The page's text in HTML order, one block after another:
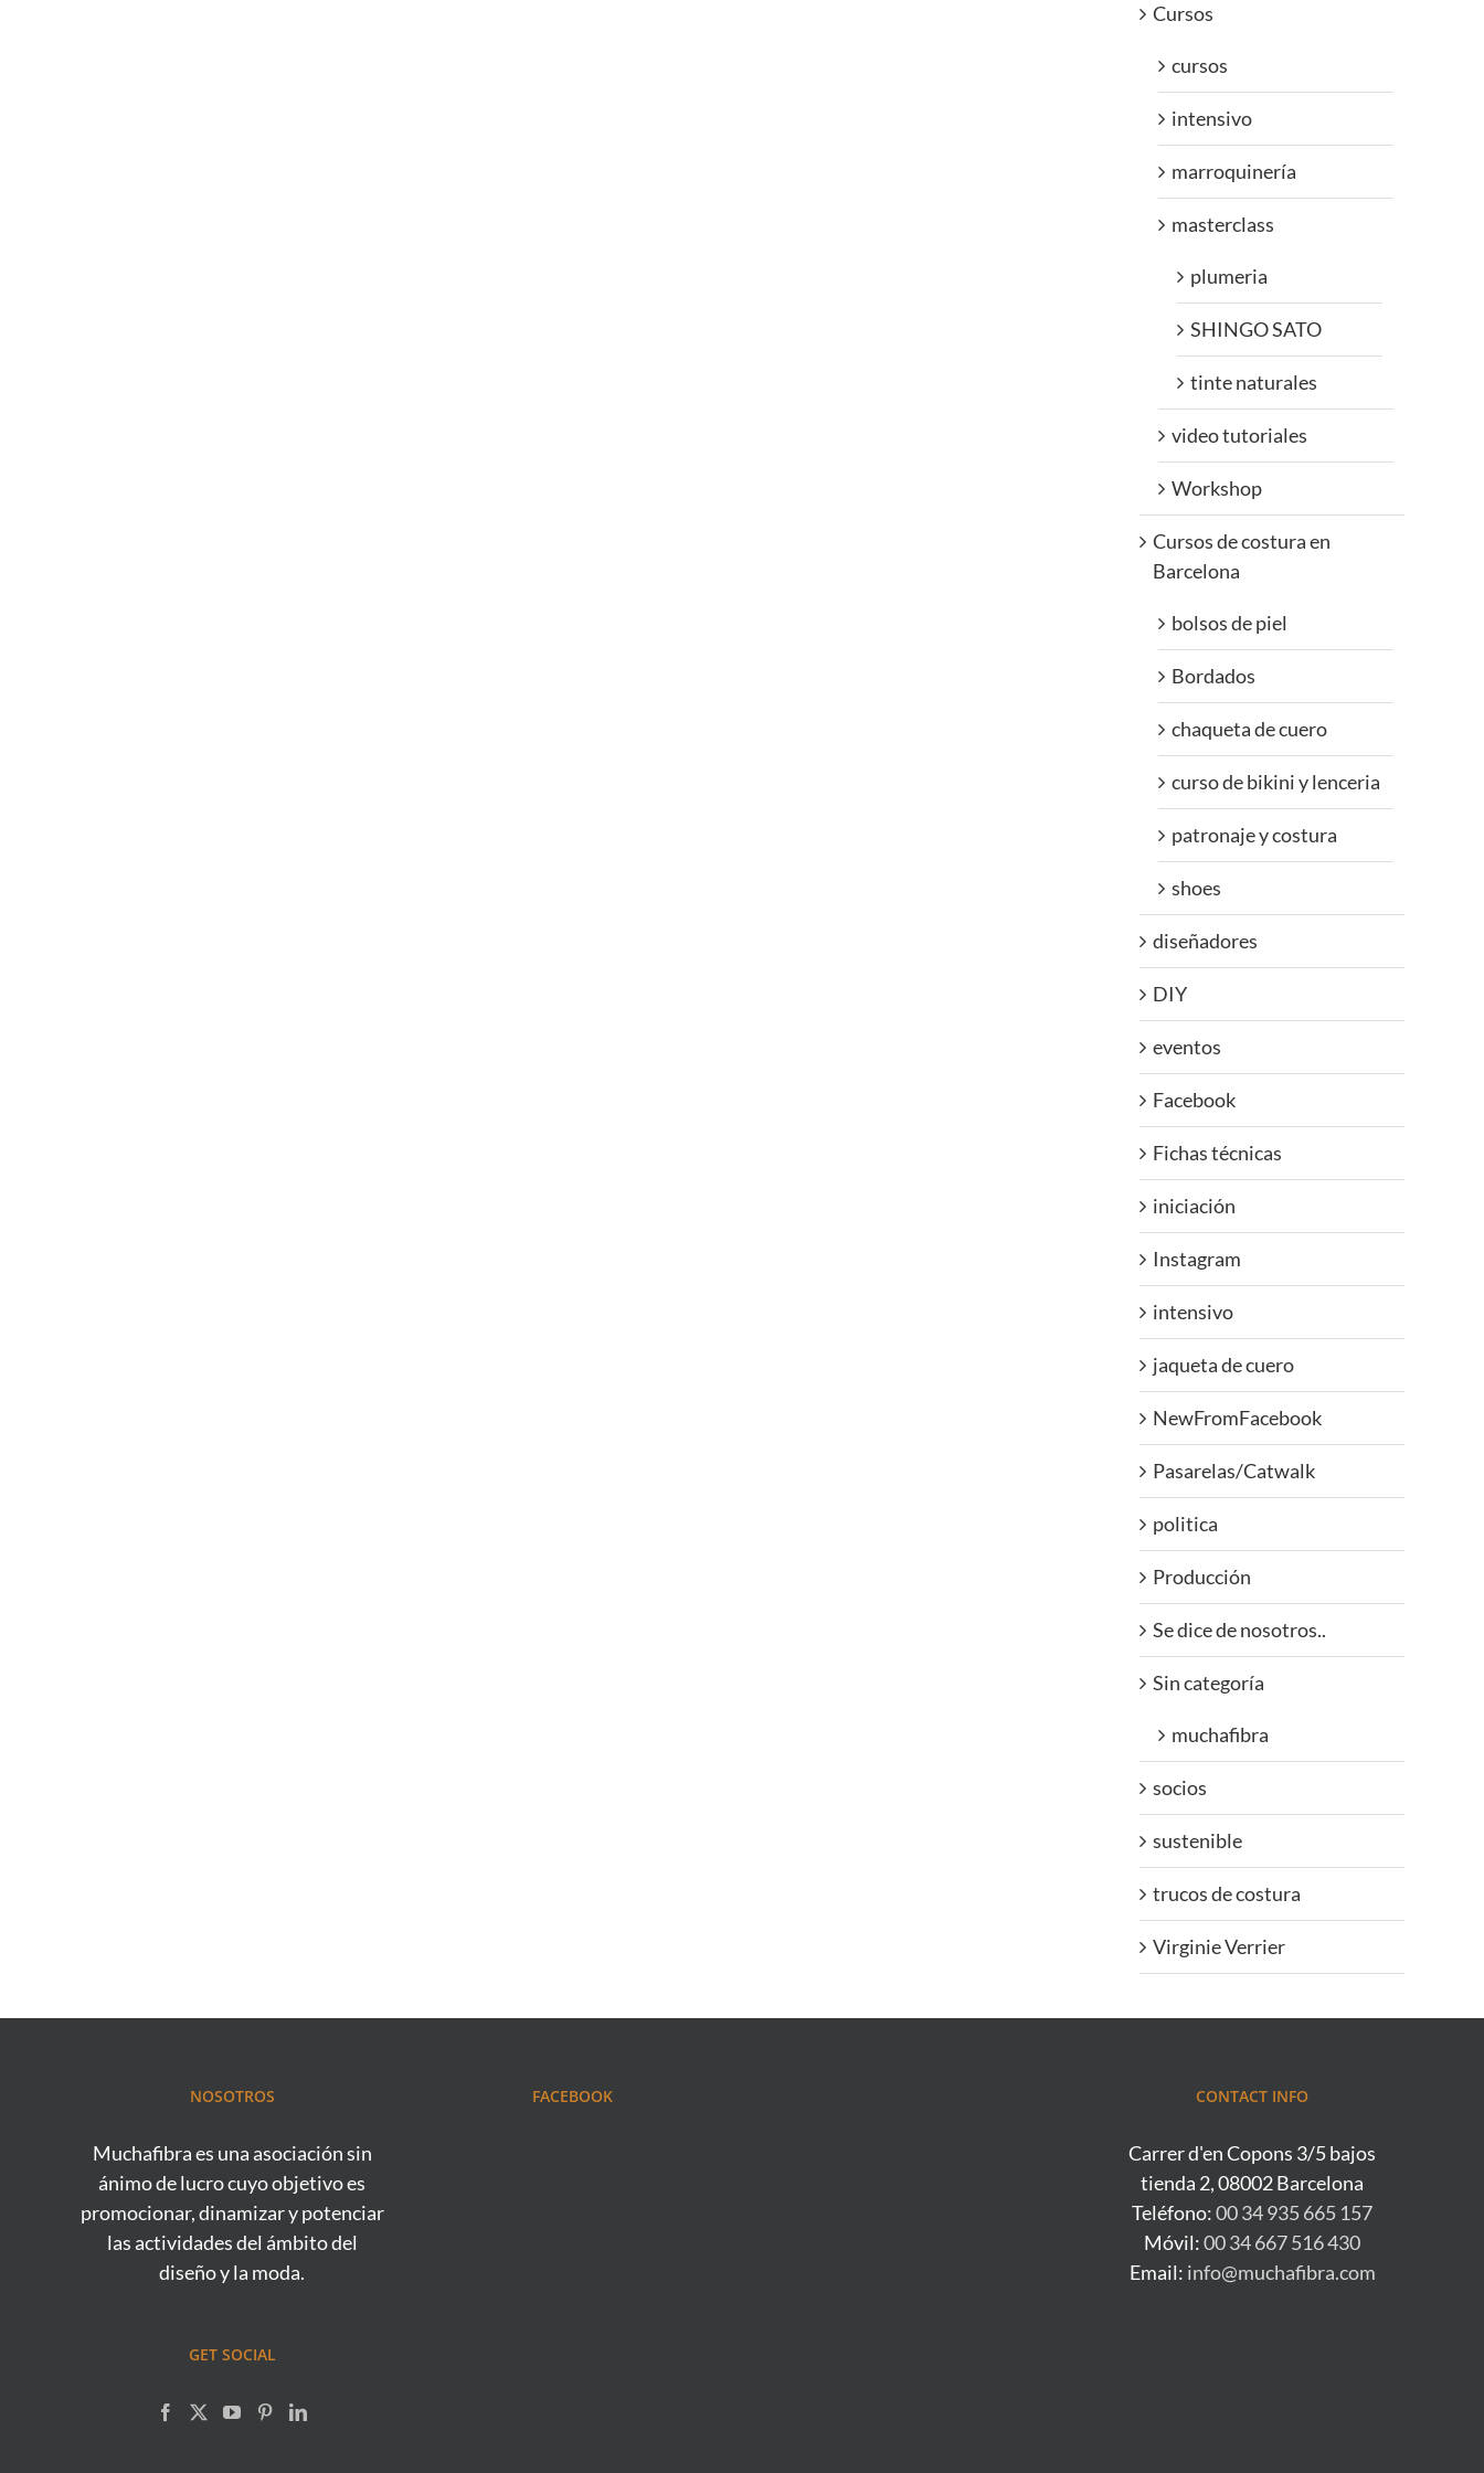
Cursos
cursos
intensivo
marroquinería
masterclass
plumeria
SHINGO SATO
tinte naturales
video tutoriales
Workshop
Cursos de costura en
Barcelona
bolsos de piel
Bordados
chaqueta de cuero
curso de bikini y lenceria
patronaje y costura
shoes
diseñadores
DIY
eventos
Facebook
Fichas técnicas
iniciación
Instagram
intensivo
jaqueta de cuero
NewFromFacebook
Pasarelas/Catwalk
politica
Producción
Se dice de nosotros..
Sin categoría
muchafibra
socios
sustenible
trucos de costura
Virginie Verrier
NOSOTROS
Muchafibra es una asociación sin
ánimo de lucro cuyo objetivo es
promocionar, dinamizar y potenciar
las actividades del ámbito del
diseño y la moda.
GET SOCIAL
FACEBOOK CONTACT INFO
Carrer d'en Copons 3/5 bajos
tienda 2, 08002 Barcelona
Teléfono:00 34 935 665 157
Móvil:00 34 667 516 430
Email: info@muchafibra.com